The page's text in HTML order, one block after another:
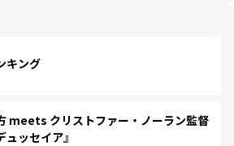
キング
meets クリストファー・ノーラン監督
ッセイア』